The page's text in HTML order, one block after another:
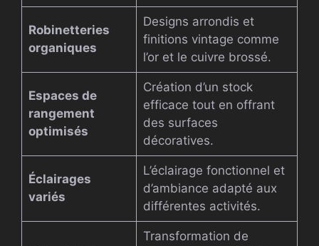
Robinetteries
organiques
Designs arrondis et
finitions vintage comme
l’or et le cuivre brossé.
Espaces de
rangement
optimisés
Création d’un stock
efficace tout en offrant
des surfaces
décoratives.
Éclairages
variés
L’éclairage fonctionnel et
d’ambiance adapté aux
différentes activités.
Transformation de